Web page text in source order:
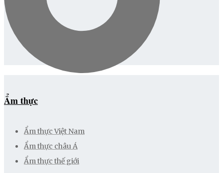
Ẩm thực
Ẩm thực Việt Nam
Ẩm thực châu Á
Ẩm thực thế giới